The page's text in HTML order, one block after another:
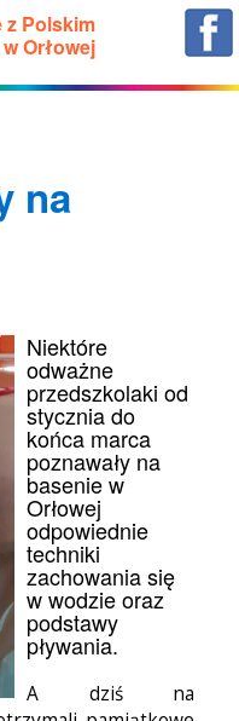
z Polskim
Orłowej
na
Niektóre
odważne
przedszkolaki od
stycznia do
końca marca
poznawały na
basenie w
Orłowej
odpowiednie
techniki
zachowania się
w wodzie oraz
podstawy
pływania.
A dziś na